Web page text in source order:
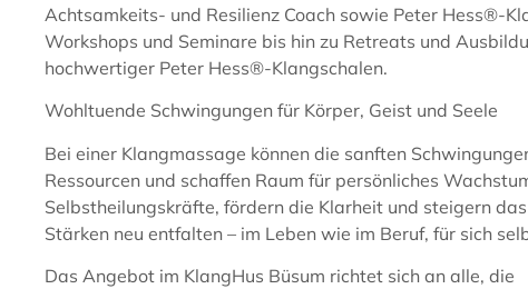
Achtsamkeits- und Resilienz Coach sowie Peter Hess®-
Workshops und Seminare bis hin zu Retreats und
hochwertiger Peter Hess®-Klangschalen.
Wohltuende Schwingungen für Körper, Geist und Seele
Bei einer Klangmassage können die sanften
Ressourcen und schaffen Raum für persönliches
Selbstheilungskräfte, fördern die Klarheit und steigern
Stärken neu entfalten – im Leben wie im Beruf, für sich
Das Angebot im KlangHus Büsum richtet sich an alle, die